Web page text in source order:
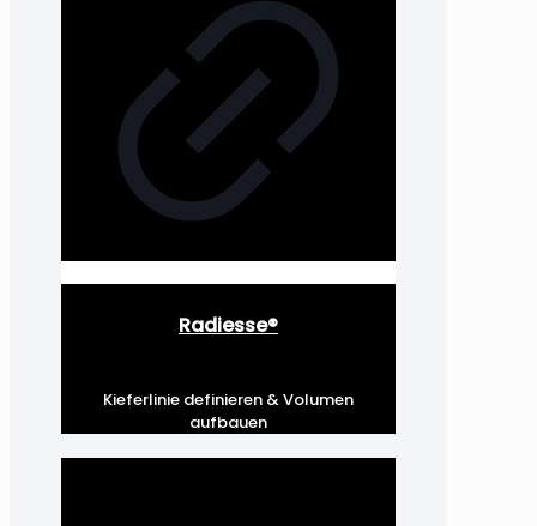
Radiesse®
Kieferlinie definieren & Volumen
aufbauen